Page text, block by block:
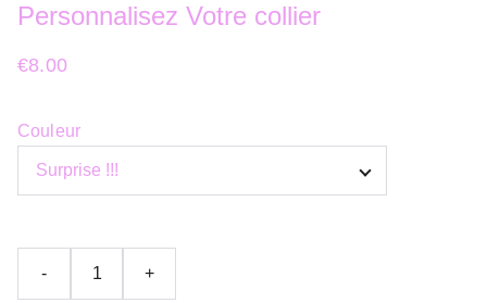
Personnalisez Votre collier
€8.00
Couleur
- +